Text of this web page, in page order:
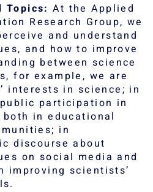
Topics:At the Applied
Research Group, we
and understand
and how to improve
between science
for example, we are
interests in science; in
participation in
in educational
in
discourse about
on social media and
improving scientists’